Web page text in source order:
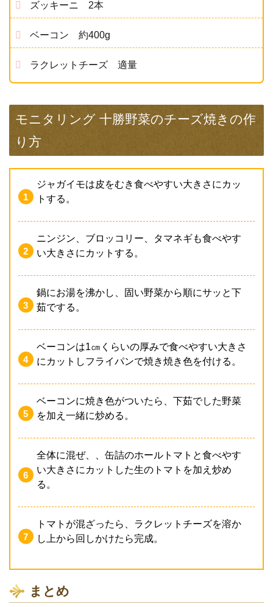
ズッキーニ 2本
ベーコン 約400g
ラクレットチーズ 適量
モニタリング 十勝野菜のチーズ焼きの作
り方
ジャガイモは皮をむき食べやすい大きさにカッ
トする。
ニンジン、ブロッコリー、タマネギも食べやす
い大きさにカットする。
鍋にお湯を沸かし、固い野菜から順にサッと下
茹でする。
ベーコンは1㎝くらいの厚みで食べやすい大きさ
にカットしフライパンで焼き焼き色を付ける。
ベーコンに焼き色がついたら、下茹でした野菜
を加え一緒に炒める。
全体に混ぜ、、缶詰のホールトマトと食べやす
い大きさにカットした生のトマトを加え炒め
る。
トマトが混ざったら、ラクレットチーズを溶か
し上から回しかけたら完成。
まとめ